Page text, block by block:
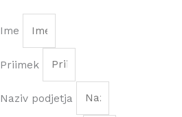
Ime
Priimek
Naziv podjetja